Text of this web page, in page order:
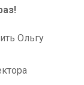
Ольгу